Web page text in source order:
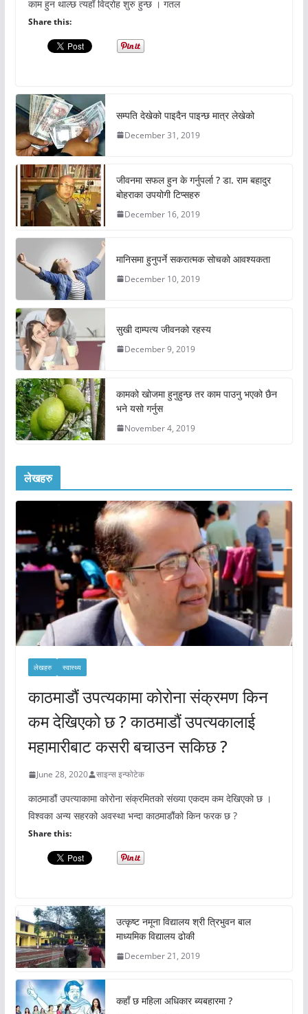
काम हुन थाल्छ त्यहाँ विद्रोह शुरु हुन्छ । गतल
Share this:
सम्पति देखेको पाइदैन पाइन्छ मात्र लेखेको
December 31, 2019
जीवनमा सफल हुन के गर्नुपर्ला ? डा. राम बहादुर
बोहराका उपयोगी टिप्सहरु
December 16, 2019
मानिसमा हुनुपर्ने सकरात्मक सोचको आवश्यकता
December 10, 2019
सुखी दाम्पत्य जीवनको रहस्य
December 9, 2019
कामको खोजमा हुनुहुन्छ तर काम पाउनु भएको छैन
भने यसो गर्नुस
November 4, 2019
लेखहरु
लेखहरु स्वास्थ्य
काठमाडौं उपत्यकामा कोरोना संक्रमण किन
कम देखिएको छ ? काठमाडौं उपत्यकालाई
महामारीबाट कसरी बचाउन सकिछ ?
June 28, 2020 साइन्स इन्फोटेक
काठमाडौं उपत्याकामा कोरोना संक्रमितको संख्या एकदम कम देखिएको छ ।
विश्वका अन्य सहरको अवस्था भन्दा काठमाडौंको किन फरक छ ?
Share this:
उत्कृष्ट नमूना विद्यालय श्री त्रिभुवन बाल
माध्यमिक विद्यालय ढोकी
December 21, 2019
कहाँ छ महिला अधिकार ब्यबहारमा ?